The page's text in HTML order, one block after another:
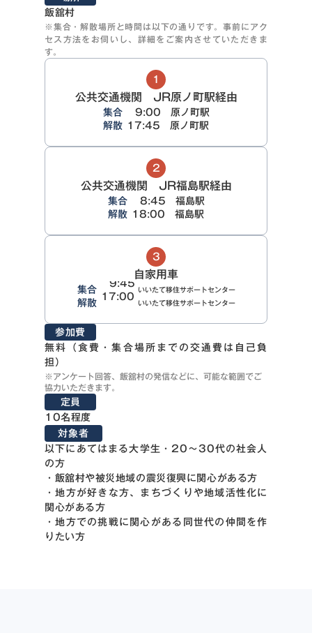
飯舘村
※集合・解散場所と時間は以下の通りです。事前にアク
セス方法をお伺いし、詳細をご案内させていただきま
す。
集合
解散
9:00 原ノ町駅
17:45 原ノ町駅
公共交通機関 JR原ノ町駅経由
１
集合
解散
8:45 福島駅
18:00 福島駅
公共交通機関 JR福島駅経由
2
集合
解散
9:45
17:00 いいたて移住サポートセンター
いいたて移住サポートセンター
自家用車
3
参加費
無料（食費・集合場所までの交通費は自己負
担）
※アンケート回答、飯舘村の発信などに、可能な範囲でご
協力いただきます。
定員
10名程度
対象者
以下にあてはまる大学生・20～30代の社会人
の方
・飯舘村や被災地域の震災復興に関心がある方
・地方が好きな方、まちづくりや地域活性化に
関心がある方
・地方での挑戦に関心がある同世代の仲間を作
りたい方